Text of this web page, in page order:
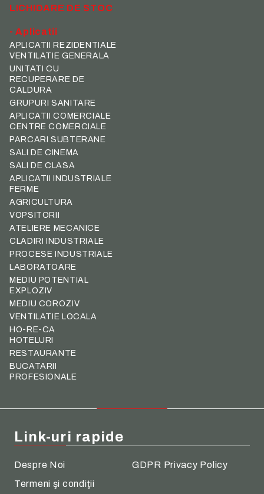
LICHIDARE DE STOC
- Aplicatii
APLICATII REZIDENTIALE
VENTILATIE GENERALA
UNITATI CU
RECUPERARE DE
CALDURA
GRUPURI SANITARE
APLICATII COMERCIALE
CENTRE COMERCIALE
PARCARI SUBTERANE
SALI DE CINEMA
SALI DE CLASA
APLICATII INDUSTRIALE
FERME
AGRICULTURA
VOPSITORII
ATELIERE MECANICE
CLADIRI INDUSTRIALE
PROCESE INDUSTRIALE
LABORATOARE
MEDIU POTENTIAL
EXPLOZIV
MEDIU COROZIV
VENTILATIE LOCALA
HO-RE-CA
HOTELURI
RESTAURANTE
BUCATARII
PROFESIONALE
Link-uri rapide
Despre Noi
Termeni şi condiţii
GDPR Privacy Policy